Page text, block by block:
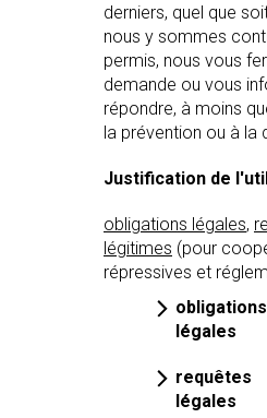
derniers, quel que
nous y sommes
permis, nous vous
demande ou vous
répondre, à moins
la prévention ou à la
Justification de
obligations légales,
légitimes (pour
répressives et
obligations
légales
requêtes
légales